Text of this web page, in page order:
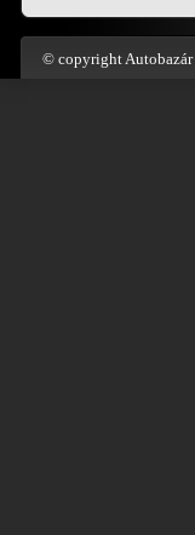
© copyright Autobazár